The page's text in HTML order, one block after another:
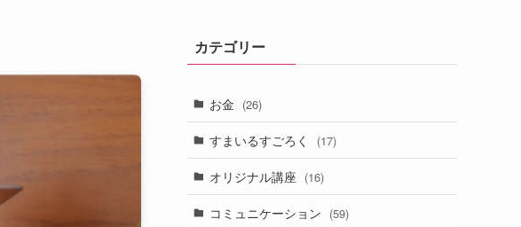
カテゴリー
お金 (26)
すまいるすごろく (17)
オリジナル講座 (16)
コミュニケーション (59)